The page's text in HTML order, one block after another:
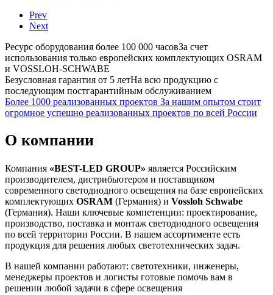
Prev
Next
Ресурс оборудования более 100 000 часовЗа счет
использования только европейских комплектующих OSRAM
и VOSSLOH-SCHWABE
Безусловная гарантия от 5 летНа всю продукцию с
последующим постгарантийным обслуживанием
Более 1000 реализованных проектов За нашим опытом стоит
огромное успешно реализованных проектов по всей России
О компании
Компания «BEST-LED GROUP» является Российским
производителем, дистрибьютером и поставщиком
современного светодиодного освещения на базе европейских
комплектующих OSRAM (Германия) и Vossloh Schwabe
(Германия). Наши ключевые компетенции: проектирование,
производство, поставка и монтаж светодиодного освещения
по всей территории России. В нашем ассортименте есть
продукция для решения любых светотехнических задач.
В нашей компании работают: светотехники, инженеры,
менеджеры проектов и логисты готовые помочь вам в
решении любой задачи в сфере освещения